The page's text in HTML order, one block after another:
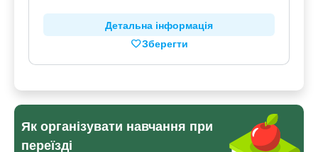
Детальна інформація
Зберегти
Як організувати навчання при
переїзді